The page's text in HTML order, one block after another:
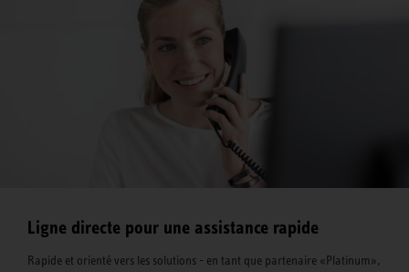
Ligne directe pour une assistance rapide
Rapide et orienté vers les solutions - en tant que partenaire «Platinum»,